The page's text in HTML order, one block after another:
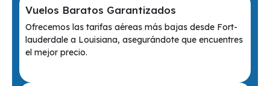
Vuelos Baratos Garantizados
Ofrecemos las tarifas aéreas más bajas desde Fort-
lauderdale a Louisiana, asegurándote que encuentres
el mejor precio.